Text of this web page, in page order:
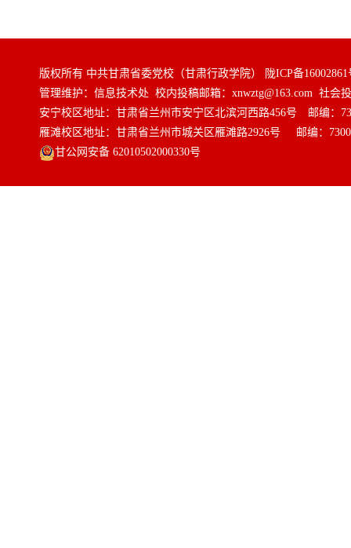
· 培训部党支部启动深入开展树
· 教务处党支部部署开展树立和
· 社会和生态文明教研部接续推
版权所有 中共甘肃省委党校（甘肃行政学院）
陇ICP备
管理维护：信息技术处 校内投稿邮箱：xnwztg@163.com 社会投
安宁校区地址：甘肃省兰州市安宁区北滨河西路456号 邮编：
雁滩校区地址：甘肃省兰州市城关区雁滩路2926号 邮编：
甘公网安备 62010502000330号